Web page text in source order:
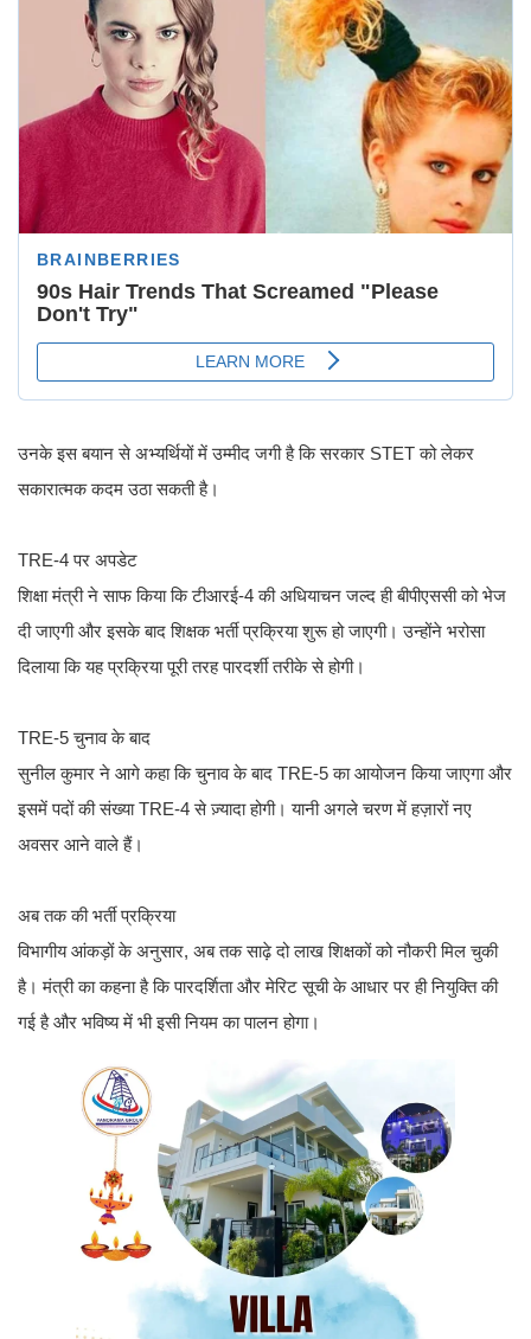
उनके इस बयान से अभ्यर्थियों में उम्मीद जगी है कि सरकार STET को लेकर
सकारात्मक कदम उठा सकती है।
TRE-4 पर अपडेट
शिक्षा मंत्री ने साफ किया कि टीआरई-4 की अधियाचन जल्द ही बीपीएससी को भेज
दी जाएगी और इसके बाद शिक्षक भर्ती प्रक्रिया शुरू हो जाएगी। उन्होंने भरोसा
दिलाया कि यह प्रक्रिया पूरी तरह पारदर्शी तरीके से होगी।
TRE-5 चुनाव के बाद
सुनील कुमार ने आगे कहा कि चुनाव के बाद TRE-5 का आयोजन किया जाएगा और
इसमें पदों की संख्या TRE-4 से ज़्यादा होगी। यानी अगले चरण में हज़ारों नए
अवसर आने वाले हैं।
अब तक की भर्ती प्रक्रिया
विभागीय आंकड़ों के अनुसार, अब तक साढ़े दो लाख शिक्षकों को नौकरी मिल चुकी
है। मंत्री का कहना है कि पारदर्शिता और मेरिट सूची के आधार पर ही नियुक्ति की
गई है और भविष्य में भी इसी नियम का पालन होगा।